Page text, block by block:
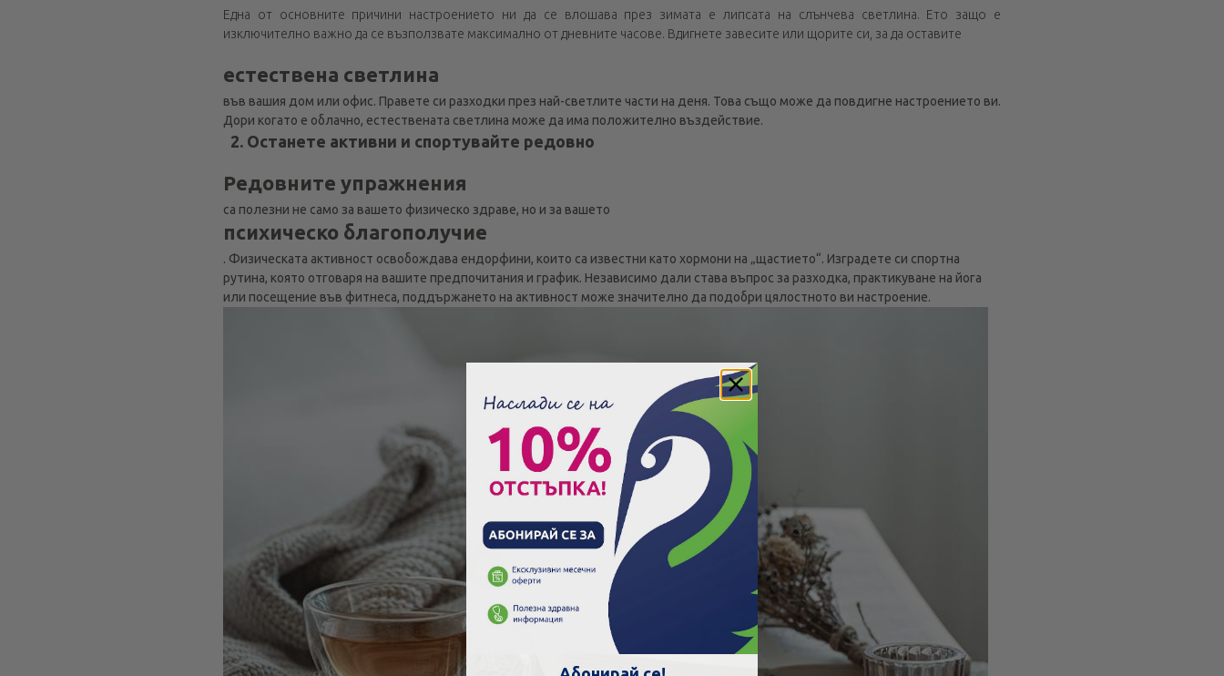
Една от основните причини настроението ни да се влошава през зимата е липсата на слънчева светлина. Ето защо е
изключително важно да се възползвате максимално от дневните часове. Вдигнете завесите или щорите си, за да оставите
естествена светлина
във вашия дом или офис. Правете си разходки през най-светлите части на деня. Това също може да повдигне настроението ви.
Дори когато е облачно, естествената светлина може да има положително въздействие.
2. Останете активни и спортувайте редовно
Редовните упражнения
са полезни не само за вашето физическо здраве, но и за вашето
психическо благополучие
. Физическата активност освобождава ендорфини, които са известни като хормони на „щастието“. Изградете си спортна
рутина, която отговаря на вашите предпочитания и график. Независимо дали става въпрос за разходка, практикуване на йога
или посещение във фитнеса, поддържането на активност може значително да подобри цялостното ви настроение.
Търсих друго